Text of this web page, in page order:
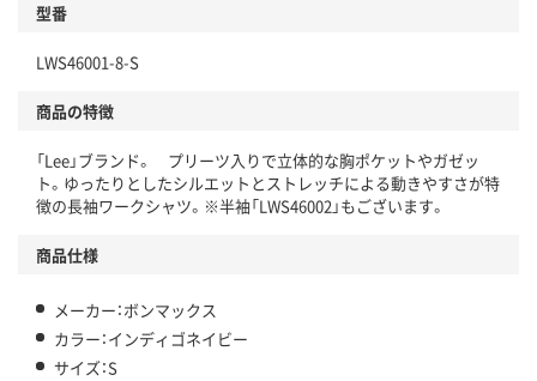
型番
LWS46001-8-S
商品の特徴
「Lee」ブランド。 プリーツ入りで立体的な胸ポケットやガゼッ
ト。ゆったりとしたシルエットとストレッチによる動きやすさが特
徴の長袖ワークシャツ。※半袖「LWS46002」もございます。
商品仕様
メーカー：ボンマックス
カラー：インディゴネイビー
サイズ：S